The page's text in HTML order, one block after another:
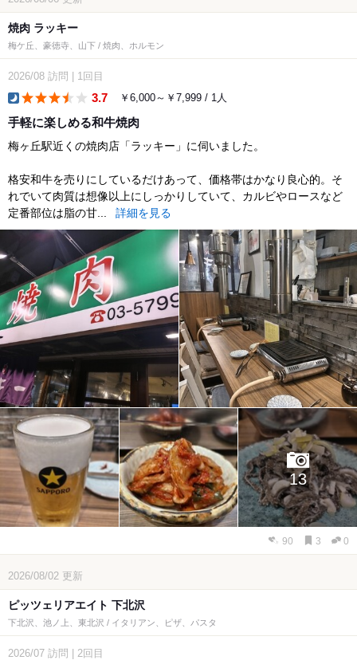
焼肉 ラッキー
梅ケ丘、豪徳寺、山下 / 焼肉、ホルモン
2026/08 訪問 1回目
3.7 ￥6,000～￥7,999 / 1人
手軽に楽しめる和牛焼肉
梅ヶ丘駅近くの焼肉店「ラッキー」に伺いました。
格安和牛を売りにしているだけあって、価格帯はかなり良心的。そ
れでいて肉質は想像以上にしっかりしていて、カルビやロースなど
定番部位は脂の甘...
詳細を見る
13
90 3 0
2026/08/02 更新
ピッツェリアエイト 下北沢
下北沢、池ノ上、東北沢 / イタリアン、ピザ、パスタ
2026/07 訪問 2回目